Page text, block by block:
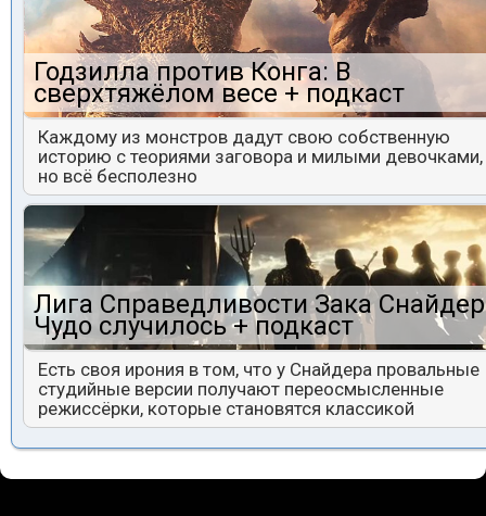
Годзилла против Конга: В
сверхтяжёлом весе + подкаст
Каждому из монстров дадут свою собственную
историю с теориями заговора и милыми девочками,
но всё бесполезно
Лига Справедливости Зака
Чудо случилось + подкаст
Есть своя ирония в том, что у Снайдера провальные
студийные версии получают переосмысленные
режиссёрки, которые становятся классикой